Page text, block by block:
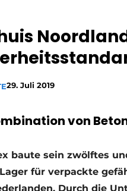
Newsletter
Datenschutz / Cookie-
Ein Stellenangebot
29. Juli 2019
von
baute sein zwölftes
für verpackte
Durch die